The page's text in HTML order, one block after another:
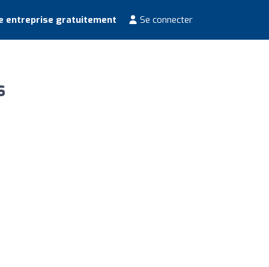
entreprise gratuitement Se connecter